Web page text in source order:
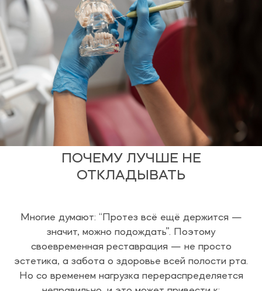
ПОЧЕМУ ЛУЧШЕ НЕ
ОТКЛАДЫВАТЬ
Многие думают: “Протез всё ещё держится —
значит, можно подождать”. Поэтому
своевременная реставрация — не просто
эстетика, а забота о здоровье всей полости рта.
Но со временем нагрузка перераспределяется